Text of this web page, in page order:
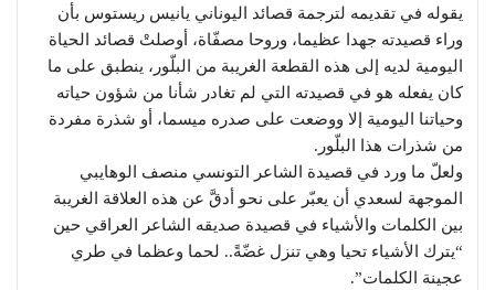
يقوله في تقديمه لترجمة قصائد اليوناني يانيس ريستوس بأن
وراء قصيدته جهدا عظيما، وروحا مصفّاة، أوصلتْ قصائد الحياة
اليومية لديه إلى هذه القطعة الغريبة من البلّور، ينطبق على ما
كان يفعله هو في قصيدته التي لم تغادر شأنا من شؤون حياته
وحياتنا اليومية إلا ووضعت على صدره ميسما، أو شذرة مفردة
من شذرات هذا البلّور.
ولعلّ ما ورد في قصيدة الشاعر التونسي منصف الوهايبي
الموجهة لسعدي أن يعبّر على نحو أدقَّ عن هذه العلاقة الغريبة
بين الكلمات والأشياء في قصيدة صديقه الشاعر العراقي حين
“يترك الأشياء تحيا وهي تنزل غضّةً.. لحما وعظما في طري
عجينة الكلمات”.